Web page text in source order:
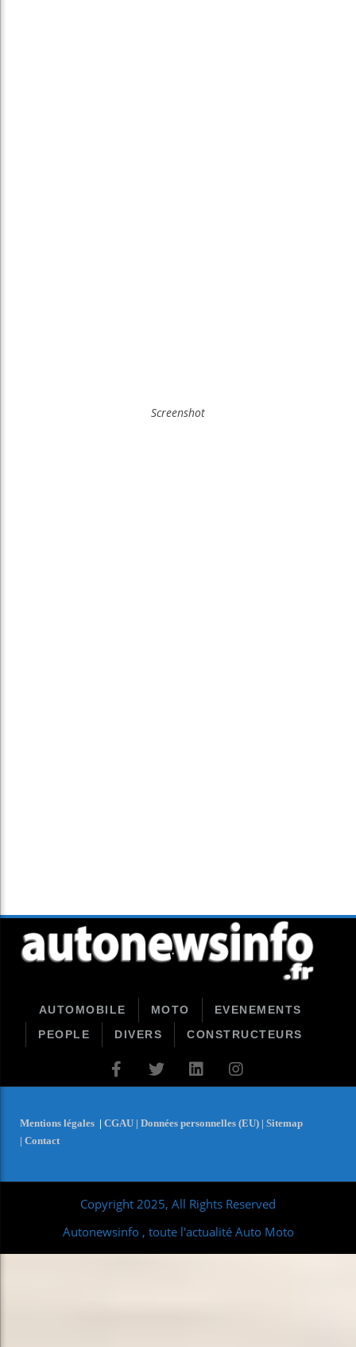
Screenshot
AUTOMOBILE MOTO
EVENEMENTS
PEOPLE
DIVERS CONSTRUCTEURS
Mentions légales | CGAU | Données personnelles (EU) | Sitemap
| Contact
Copyright 2025, All Rights Reserved
Autonewsinfo , toute l'actualité Auto Moto